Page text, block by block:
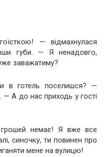
— відмахнулася
губи. — Я ненадовго,
заважатиму?
в готель поселишся? —
А до нас приходь у гості
немає! Я вже все
синочку, ти повинен про
мене на вулицю!